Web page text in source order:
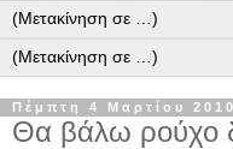
Πέμπτη 4 Μαρτίου 2010
Θα βάλω ρούχο